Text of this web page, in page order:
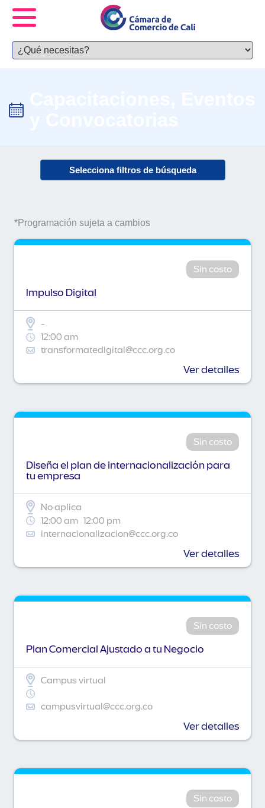
Selecciona filtros de búsqueda
*Programación sujeta a cambios
Sin costo
Impulso Digital
-
12:00 am
transformatedigital@ccc.org.co
Ver detalles
Sin costo
Diseña el plan de internacionalización para
tu empresa
No aplica
12:00 am 12:00 pm
internacionalizacion@ccc.org.co
Ver detalles
Sin costo
Plan Comercial Ajustado a tu Negocio
Campus virtual
campusvirtual@ccc.org.co
Ver detalles
Sin costo